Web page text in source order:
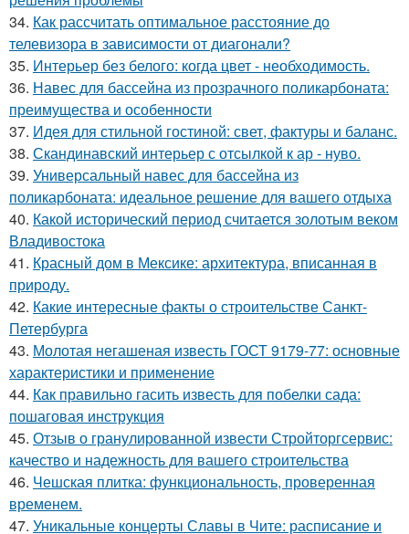
34. Как рассчитать оптимальное расстояние до
телевизора в зависимости от диагонали?
35. Интерьер без белого: когда цвет - необходимость.
36. Навес для бассейна из прозрачного поликарбоната:
преимущества и особенности
37. Идея для стильной гостиной: свет, фактуры и баланс.
38. Скандинавский интерьер с отсылкой к ар - нуво.
39. Универсальный навес для бассейна из
поликарбоната: идеальное решение для вашего отдыха
40. Какой исторический период считается золотым веком
Владивостока
41. Красный дом в Мексике: архитектура, вписанная в
природу.
42. Какие интересные факты о строительстве Санкт-
Петербурга
43. Молотая негашеная известь ГОСТ 9179-77: основные
характеристики и применение
44. Как правильно гасить известь для побелки сада:
пошаговая инструкция
45. Отзыв о гранулированной извести Стройторгсервис:
качество и надежность для вашего строительства
46. Чешская плитка: функциональность, проверенная
временем.
47. Уникальные концерты Славы в Чите: расписание и